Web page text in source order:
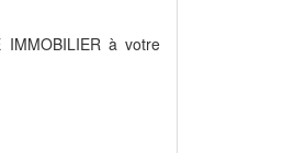
IMMOBILIER à votre